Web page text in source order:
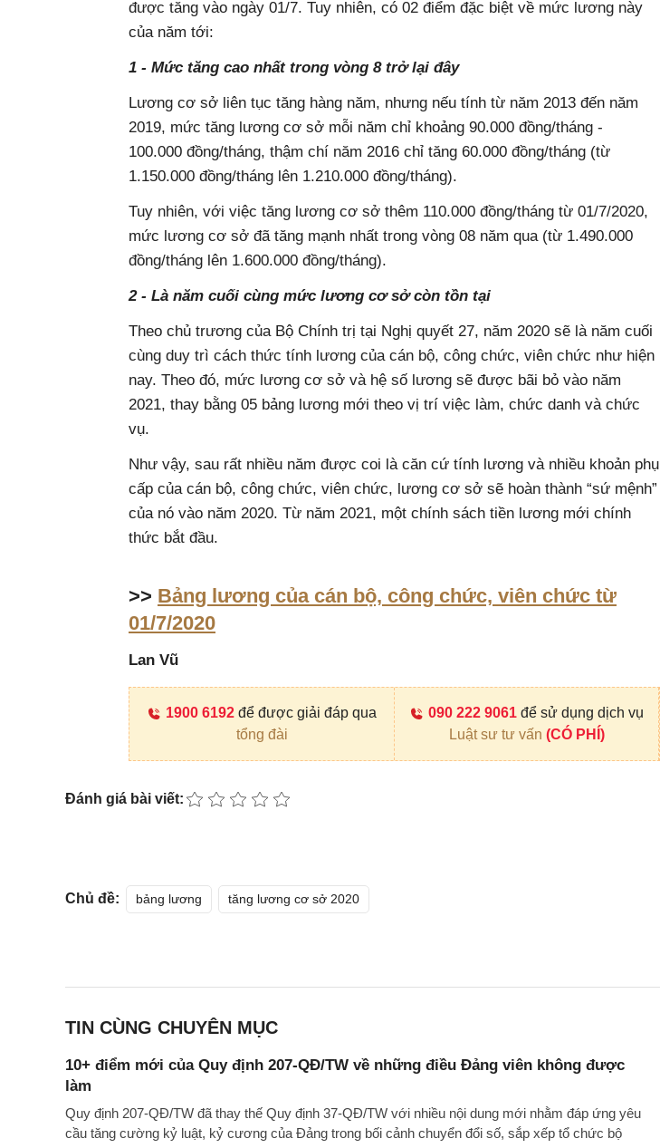
được tăng vào ngày 01/7. Tuy nhiên, có 02 điểm đặc biệt về mức lương này
của năm tới:
1 - Mức tăng cao nhất trong vòng 8 trở lại đây
Lương cơ sở liên tục tăng hàng năm, nhưng nếu tính từ năm 2013 đến năm
2019, mức tăng lương cơ sở mỗi năm chỉ khoảng 90.000 đồng/tháng -
100.000 đồng/tháng, thậm chí năm 2016 chỉ tăng 60.000 đồng/tháng (từ
1.150.000 đồng/tháng lên 1.210.000 đồng/tháng).
Tuy nhiên, với việc tăng lương cơ sở thêm 110.000 đồng/tháng từ 01/7/2020,
mức lương cơ sở đã tăng mạnh nhất trong vòng 08 năm qua (từ 1.490.000
đồng/tháng lên 1.600.000 đồng/tháng).
2 - Là năm cuối cùng mức lương cơ sở còn tồn tại
Theo chủ trương của Bộ Chính trị tại Nghị quyết 27, năm 2020 sẽ là năm cuối
cùng duy trì cách thức tính lương của cán bộ, công chức, viên chức như hiện
nay. Theo đó, mức lương cơ sở và hệ số lương sẽ được bãi bỏ vào năm
2021, thay bằng 05 bảng lương mới theo vị trí việc làm, chức danh và chức
vụ.
Như vậy, sau rất nhiều năm được coi là căn cứ tính lương và nhiều khoản phụ
cấp của cán bộ, công chức, viên chức, lương cơ sở sẽ hoàn thành “sứ mệnh”
của nó vào năm 2020. Từ năm 2021, một chính sách tiền lương mới chính
thức bắt đầu.
>> Bảng lương của cán bộ, công chức, viên chức từ
01/7/2020
Lan Vũ
1900 6192 để được giải đáp qua
tổng đài
090 222 9061 để sử dụng dịch vụ
Luật sư tư vấn (CÓ PHÍ)
Đánh giá bài viết:
Chủ đề: bảng lương tăng lương cơ sở 2020
TIN CÙNG CHUYÊN MỤC
10+ điểm mới của Quy định 207-QĐ/TW về những điều Đảng viên không được
làm
Quy định 207-QĐ/TW đã thay thế Quy định 37-QĐ/TW với nhiều nội dung mới nhằm đáp ứng yêu
cầu tăng cường kỷ luật, kỷ cương của Đảng trong bối cảnh chuyển đổi số, sắp xếp tổ chức bộ